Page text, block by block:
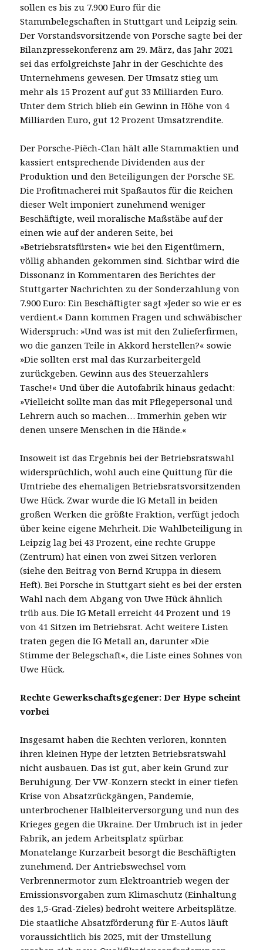
sollen es bis zu 7.900 Euro für die
Stammbelegschaften in Stuttgart und Leipzig sein.
Der Vorstandsvorsitzende von Porsche sagte bei der
Bilanzpressekonferenz am 29. März, das Jahr 2021
sei das erfolgreichste Jahr in der Geschichte des
Unternehmens gewesen. Der Umsatz stieg um
mehr als 15 Prozent auf gut 33 Milliarden Euro.
Unter dem Strich blieb ein Gewinn in Höhe von 4
Milliarden Euro, gut 12 Prozent Umsatzrendite.
Der Porsche-Piëch-Clan hält alle Stammaktien und
kassiert entsprechende Dividenden aus der
Produktion und den Beteiligungen der Porsche SE.
Die Profitmacherei mit Spaßautos für die Reichen
dieser Welt imponiert zunehmend weniger
Beschäftigte, weil moralische Maßstäbe auf der
einen wie auf der anderen Seite, bei
»Betriebsratsfürsten« wie bei den Eigentümern,
völlig abhanden gekommen sind. Sichtbar wird die
Dissonanz in Kommentaren des Berichtes der
Stuttgarter Nachrichten zu der Sonderzahlung von
7.900 Euro: Ein Beschäftigter sagt »Jeder so wie er es
verdient.« Dann kommen Fragen und schwäbischer
Widerspruch: »Und was ist mit den Zulieferfirmen,
wo die ganzen Teile in Akkord herstellen?« sowie
»Die sollten erst mal das Kurzarbeitergeld
zurückgeben. Gewinn aus des Steuerzahlers
Tasche!« Und über die Autofabrik hinaus gedacht:
»Vielleicht sollte man das mit Pflegepersonal und
Lehrern auch so machen… Immerhin geben wir
denen unsere Menschen in die Hände.«
Insoweit ist das Ergebnis bei der Betriebsratswahl
widersprüchlich, wohl auch eine Quittung für die
Umtriebe des ehemaligen Betriebsratsvorsitzenden
Uwe Hück. Zwar wurde die IG Metall in beiden
großen Werken die größte Fraktion, verfügt jedoch
über keine eigene Mehrheit. Die Wahlbeteiligung in
Leipzig lag bei 43 Prozent, eine rechte Gruppe
(Zentrum) hat einen von zwei Sitzen verloren
(siehe den Beitrag von Bernd Kruppa in diesem
Heft). Bei Porsche in Stuttgart sieht es bei der ersten
Wahl nach dem Abgang von Uwe Hück ähnlich
trüb aus. Die IG Metall erreicht 44 Prozent und 19
von 41 Sitzen im Betriebsrat. Acht weitere Listen
traten gegen die IG Metall an, darunter »Die
Stimme der Belegschaft«, die Liste eines Sohnes von
Uwe Hück.
Rechte Gewerkschaftsgegener: Der Hype scheint
vorbei
Insgesamt haben die Rechten verloren, konnten
ihren kleinen Hype der letzten Betriebsratswahl
nicht ausbauen. Das ist gut, aber kein Grund zur
Beruhigung. Der VW-Konzern steckt in einer tiefen
Krise von Absatzrückgängen, Pandemie,
unterbrochener Halbleiterversorgung und nun des
Krieges gegen die Ukraine. Der Umbruch ist in jeder
Fabrik, an jedem Arbeitsplatz spürbar.
Monatelange Kurzarbeit besorgt die Beschäftigten
zunehmend. Der Antriebswechsel vom
Verbrennermotor zum Elektroantrieb wegen der
Emissionsvorgaben zum Klimaschutz (Einhaltung
des 1,5-Grad-Zieles) bedroht weitere Arbeitsplätze.
Die staatliche Absatzförderung für E-Autos läuft
voraussichtlich bis 2025, mit der Umstellung